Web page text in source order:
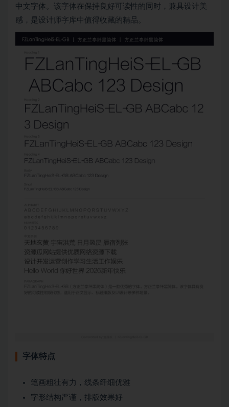
中文字体。该字体在保持良好可读性的同时，兼具设计美
感，是设计师字库中值得收藏的精品。
字体特点
笔画粗壮有力，线条纤细优雅
字形结构严谨，排版效果好